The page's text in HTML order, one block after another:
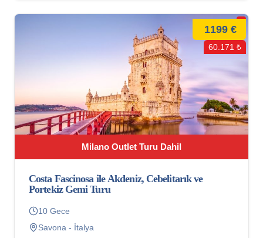
Milano Outlet Turu Dahil
1199 €
60.171 ₺
Costa Fascinosa ile Akdeniz, Cebelitarık ve
Portekiz Gemi Turu
10 Gece
Savona - İtalya